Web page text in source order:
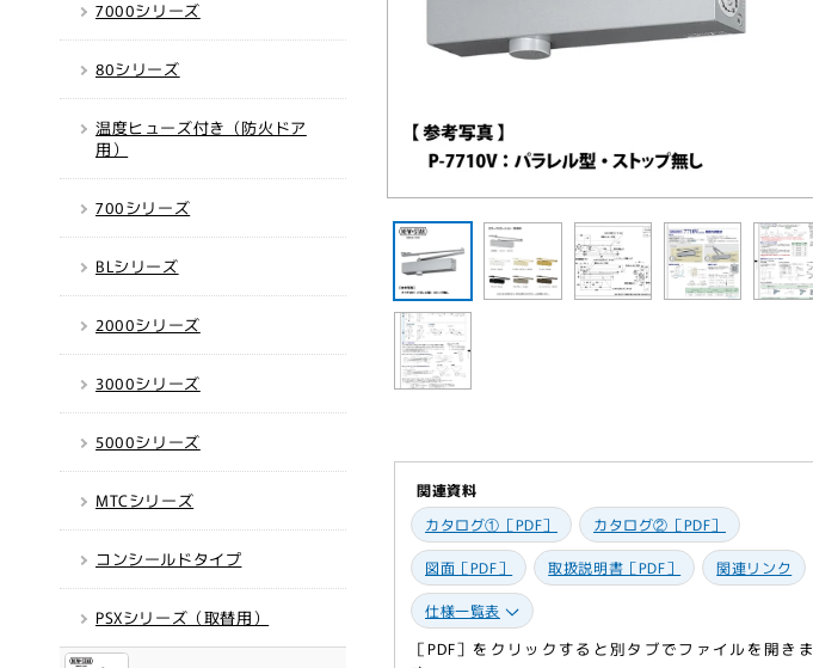
7000シリーズ
80シリーズ
温度ヒューズ付き（防火ドア
用）
700シリーズ
BLシリーズ
2000シリーズ
3000シリーズ
5000シリーズ
MTCシリーズ
コンシールドタイプ
PSXシリーズ（取替用）
ー
ダ
ル
で
メ
く
関連資料
カタログ①［PDF］
カタログ②［PDF］
図面［PDF］ 取扱説明書［PDF］ 関連リンク
仕様一覧表
［PDF］をクリックすると別タブでファイルを開きま